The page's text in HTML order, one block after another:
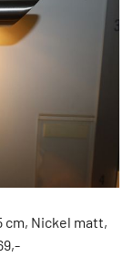
cm, Nickel matt,